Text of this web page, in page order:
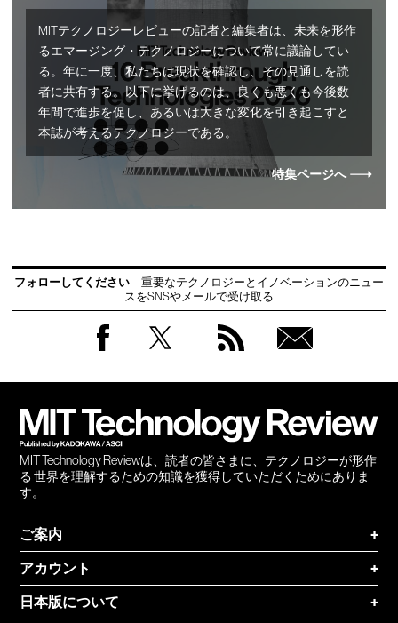
MITテクノロジーレビューの記者と編集者は、未来を形作
るエマージング・テクノロジーについて常に議論してい
る。年に一度、私たちは現状を確認し、その見通しを読
者に共有する。以下に挙げるのは、良くも悪くも今後数
年間で進歩を促し、あるいは大きな変化を引き起こすと
本誌が考えるテクノロジーである。
特集ページへ
フォローしてください
重要なテクノロジーとイノベーションのニュー
スをSNSやメールで受け取る
MIT Technology Reviewは、読者の皆さまに、テクノロジーが形作
る 世界を理解するための知識を獲得していただくためにありま
す。
ご案内
+
アカウント
+
日本版について
+